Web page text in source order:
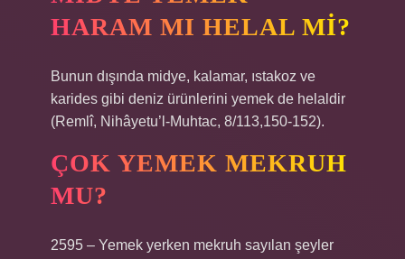
HARAM MI HELAL MI?
Bunun dışında midye, kalamar, ıstakoz ve
karides gibi deniz ürünlerini yemek de helaldir
(Remlî, Nihâyetu’l-Muhtac, 8/113,150-152).
ÇOK YEMEK MEKRUH
MU?
2595 – Yemek yerken mekruh sayılan şeyler